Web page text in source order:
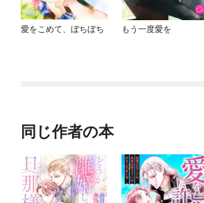
愛をこめて、ぼちぼち もう一度愛を
同じ作者の本